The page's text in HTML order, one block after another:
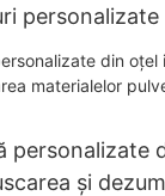
personalizate
și